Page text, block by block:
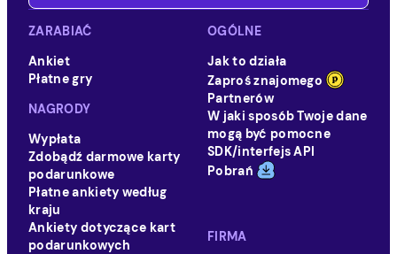
ZARABIAĆ
Ankiet
Płatne gry
NAGRODY
Wypłata
Zdobądź darmowe karty
podarunkowe
Płatne ankiety według
kraju
Ankiety dotyczące kart
podarunkowych
OGÓLNE
Jak to działa
Zaproś znajomego
Partnerów
W jaki sposób Twoje dane
mogą być pomocne
SDK/interfejs API
Pobrań
FIRMA